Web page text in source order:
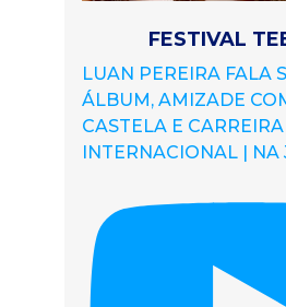
FESTIVAL
LUAN PEREIRA FALA
ÁLBUM, AMIZADE
CASTELA E CARREIRA
INTERNACIONAL | NA